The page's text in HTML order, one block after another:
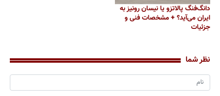
دانگ‌فنگ پالاتزو یا نیسان رونیز به
ایران می‌آید؟ + مشخصات فنی و
جزئیات
نظر شما